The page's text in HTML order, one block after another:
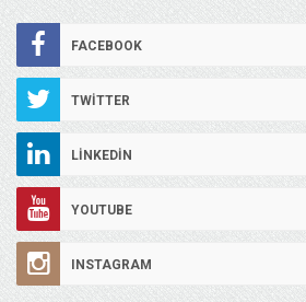
FACEBOOK
TWITTER
LINKEDIN
YOUTUBE
INSTAGRAM